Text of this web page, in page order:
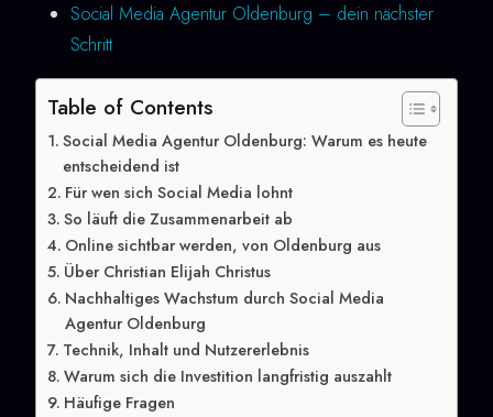
Social Media Agentur Oldenburg – dein nächster
Schritt
Table of Contents
Social Media Agentur Oldenburg: Warum es heute
entscheidend ist
Für wen sich Social Media lohnt
So läuft die Zusammenarbeit ab
Online sichtbar werden, von Oldenburg aus
Über Christian Elijah Christus
Nachhaltiges Wachstum durch Social Media
Agentur Oldenburg
Technik, Inhalt und Nutzererlebnis
Warum sich die Investition langfristig auszahlt
Häufige Fragen